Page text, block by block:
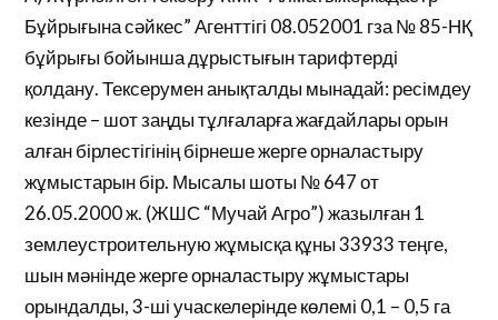
Бұйрығына сәйкес” Агенттігі 08.052001 гза № 85-НҚ
бұйрығы бойынша дұрыстығын тарифтерді
қолдану. Тексерумен анықталды мынадай: ресімдеу
кезінде – шот заңды тұлғаларға жағдайлары орын
алған бірлестігінің бірнеше жерге орналастыру
жұмыстарын бір. Мысалы шоты № 647 от
26.05.2000 ж. (ЖШС “Мучай Агро”) жазылған 1
землеустроительную жұмысқа құны 33933 теңге,
шын мәнінде жерге орналастыру жұмыстары
орындалды, 3-ші учаскелерінде көлемі 0,1 – 0,5 га